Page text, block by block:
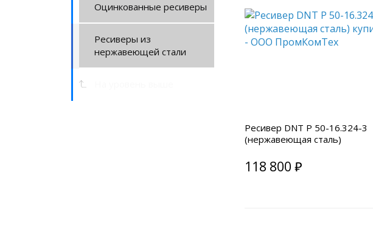
Оцинкованные ресиверы
Ресиверы из
нержавеющей стали
Ресивер DNT Р 50-16.324-3
(нержавеющая сталь)
118 800 ₽